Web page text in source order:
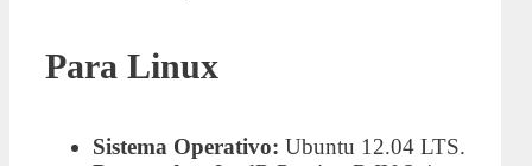
Para Linux
Sistema Operativo: Ubuntu 12.04 LTS.